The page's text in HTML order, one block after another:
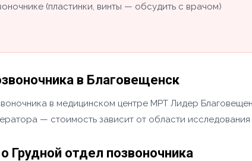
(пластинки, винты — обсудить с врачом)
в Благовещенск
в медицинском центре МРТ Лидер
— стоимость зависит от области исследования
отдел позвоночника